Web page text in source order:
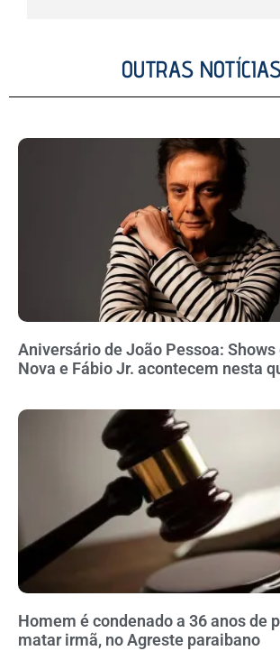
OUTRAS
Aniversário de João Pessoa: Shows
Nova e Fábio Jr. acontecem nesta
Homem é condenado a 36 anos de
matar irmã, no Agreste paraibano